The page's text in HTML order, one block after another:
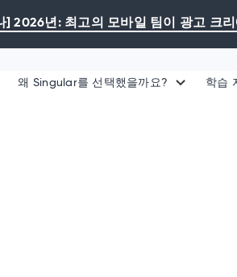
] 2026년: 최고의 모바일 팀이 광고 크
왜 Singular를 선택했을까요? 학습